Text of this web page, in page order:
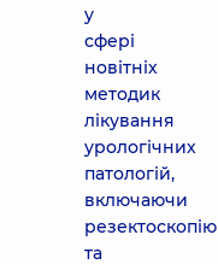
у
сфері
новітніх
методик
лікування
урологічних
патологій,
включаючи
резектоскопію
та